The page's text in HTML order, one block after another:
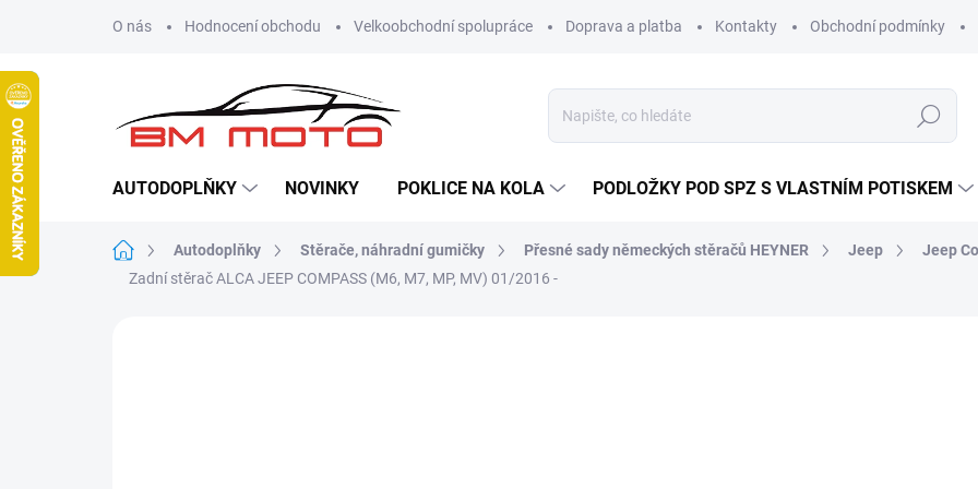
O nás Hodnocení obchodu Velkoobchodní spolupráce Doprava a platba Kontakty Obchodní podmínky
Hledat
AUTODOPLŇKY NOVINKY POKLICE NA KOLA PODLOŽKY POD SPZ S VLASTNÍM POTISKEM
Domů Autodoplňky Stěrače, náhradní gumičky Přesné sady německých stěračů HEYNER Jeep
Jeep
Zadní stěrač ALCA JEEP COMPASS (M6, M7, MP, MV) 01/2016 -